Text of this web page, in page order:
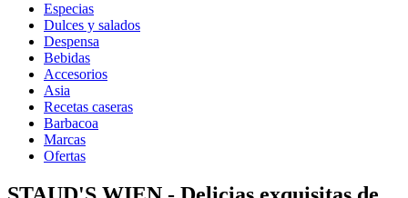
Especias
Dulces y salados
Despensa
Bebidas
Accesorios
Asia
Recetas caseras
Barbacoa
Marcas
Ofertas